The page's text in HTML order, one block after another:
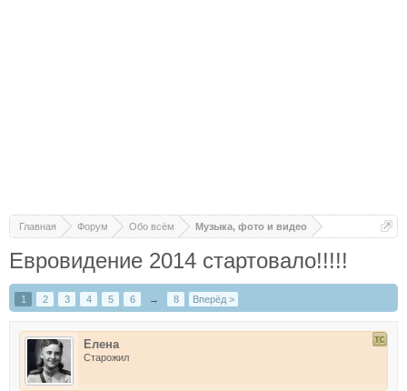
Главная Форум Обо всём Музыка, фото и видео
Евровидение 2014 стартовало!!!!!
1 2 3 4 5 6 → 8 Вперёд >
Елена
Старожил